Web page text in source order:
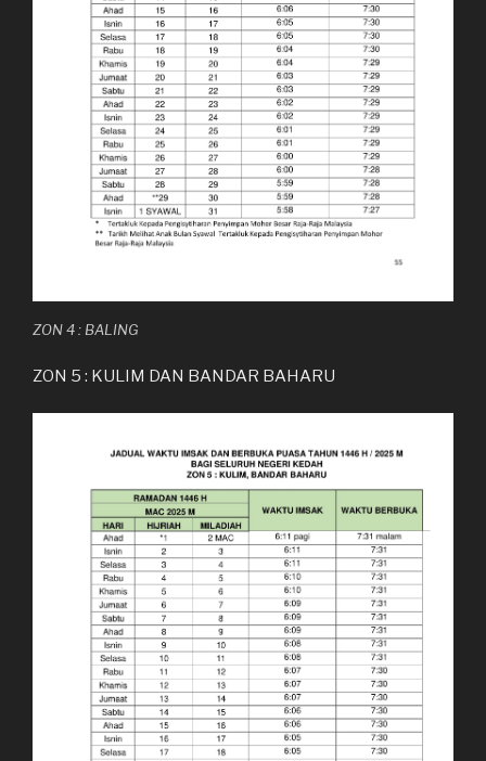
ZON 4 : BALING
ZON 5 : KULIM DAN BANDAR BAHARU